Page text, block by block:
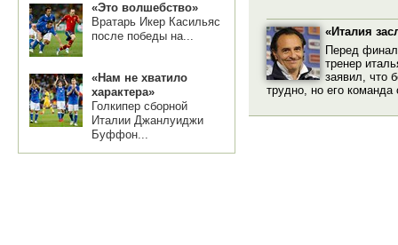
«Это волшебство»
Вратарь Икер Касильяс
после победы на...
«Нам не хватило
характера»
Голкипер сборной
Италии Джанлуиджи
Буффон...
«Италия
Перед
тренер
заявил, что
трудно, но его